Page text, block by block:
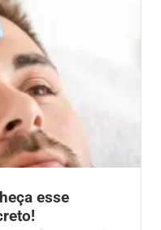
esse